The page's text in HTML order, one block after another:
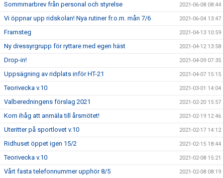
Sommmarbrev från personal och styrelse 2021-06-08 08:44
Vi öppnar upp ridskolan! Nya rutiner fr.o.m. mån 7/6 2021-06-04 13:47
Framsteg 2021-04-13 10:59
Ny dressyrgrupp för ryttare med egen häst 2021-04-12 13:58
Drop-in! 2021-04-09 07:35
Uppsägning av ridplats inför HT-21 2021-04-07 15:15
Teorivecka v.10 2021-03-01 14:04
Valberedningens förslag 2021 2021-02-20 15:57
Kom ihåg att anmäla till årsmötet! 2021-02-19 12:46
Uteritter på sportlovet v.10 2021-02-17 14:12
Ridhuset öppet igen 15/2 2021-02-15 18:44
Teorivecka v.10 2021-02-08 15:21
Vårt fasta telefonnummer upphör 8/5 2021-02-08 08:19